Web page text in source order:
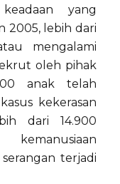
yang
2005, lebih dari
mengalami
oleh pihak
anak telah
kekerasan
dari 14.900
terjadi